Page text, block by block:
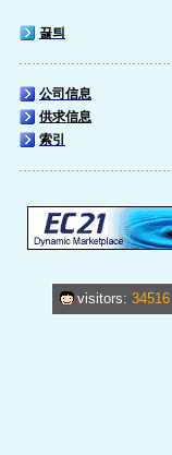
끓틔
公司信息
供求信息
索引
visitors: 34516